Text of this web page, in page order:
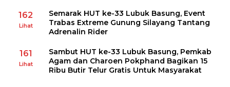
162
Lihat
Semarak HUT ke-33 Lubuk Basung, Event
Trabas Extreme Gunung Silayang Tantang
Adrenalin Rider
161
Lihat
Sambut HUT ke-33 Lubuk Basung, Pemkab
Agam dan Charoen Pokphand Bagikan 15
Ribu Butir Telur Gratis Untuk Masyarakat